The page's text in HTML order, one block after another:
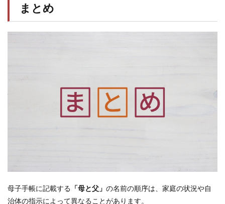
まとめ
母子手帳に記載する 「母と父」 の名前の順序は、家庭の状況や自
治体の指示によって異なることがあります。